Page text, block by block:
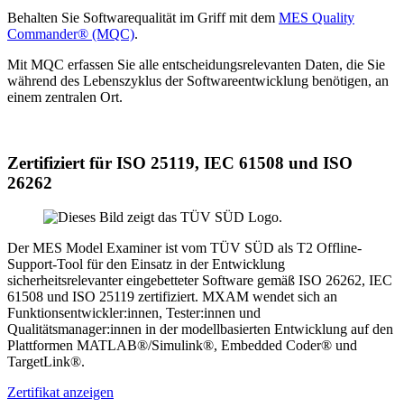
Behalten Sie Softwarequalität im Griff mit dem MES Quality
Commander® (MQC).
Mit MQC erfassen Sie alle entscheidungsrelevanten Daten, die Sie
während des Lebenszyklus der Softwareentwicklung benötigen, an
einem zentralen Ort.
Zertifiziert für ISO 25119, IEC 61508 und ISO
26262
Der MES Model Examiner ist vom TÜV SÜD als T2 Offline-
Support-Tool für den Einsatz in der Entwicklung
sicherheitsrelevanter eingebetteter Software gemäß ISO 26262, IEC
61508 und ISO 25119 zertifiziert. MXAM wendet sich an
Funktionsentwickler:innen, Tester:innen und
Qualitätsmanager:innen in der modellbasierten Entwicklung auf den
Plattformen MATLAB®/Simulink®, Embedded Coder® und
TargetLink®.
Zertifikat anzeigen